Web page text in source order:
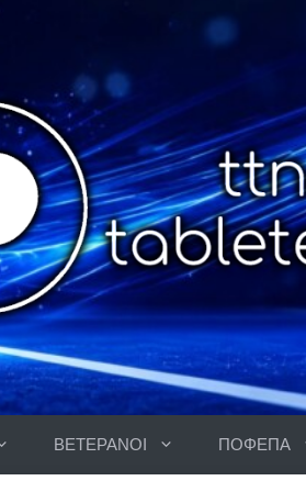
ΒΕΤΕΡΑΝΟΙ ΠΟΦΕΠΑ